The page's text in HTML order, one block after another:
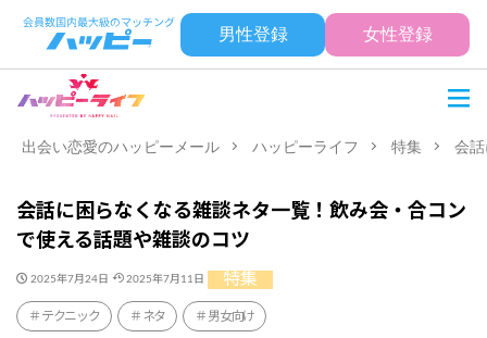
男性登録 女性登録
出会い恋愛のハッピーメール ハッピーライフ 特集 会
会話に困らなくなる雑談ネタ一覧！飲み会・合コン
で使える話題や雑談のコツ
2025年7月24日 2025年7月11日 特集
テクニック ネタ 男女向け